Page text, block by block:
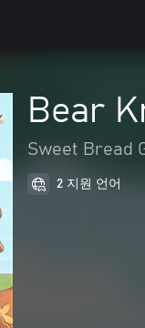
Bear
Sweet Bread
2 지원 언어